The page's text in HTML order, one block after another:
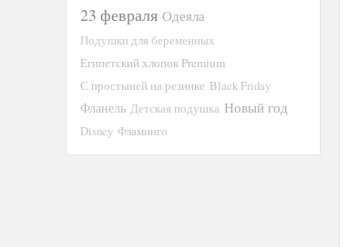
23 февраля Одеяла
Подушки для беременных
Египетский хлопок Premium
С простыней на резинке Black Friday
Фланель Детская подушка Новый год
Disney Фламинго